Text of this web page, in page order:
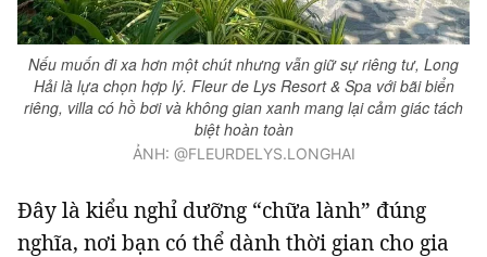
Nếu muốn đi xa hơn một chút nhưng vẫn giữ sự riêng tư, Long
Hải là lựa chọn hợp lý. Fleur de Lys Resort & Spa với bãi biển
riêng, villa có hồ bơi và không gian xanh mang lại cảm giác tách
biệt hoàn toàn
ẢNH: @FLEURDELYS.LONGHAI
Đây là kiểu nghỉ dưỡng “chữa lành” đúng
nghĩa, nơi bạn có thể dành thời gian cho gia